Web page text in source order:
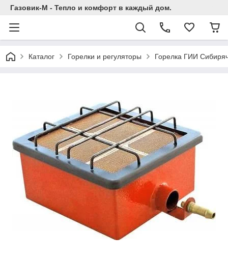
Газовик-М - Тепло и комфорт в каждый дом.
Каталог Горелки и регуляторы Горелка ГИИ